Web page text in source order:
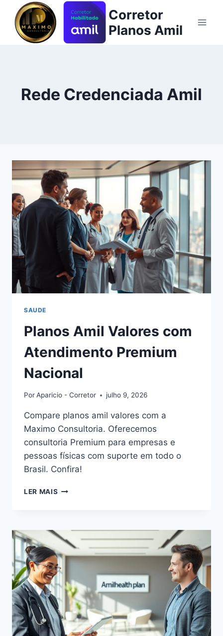
Pular
para
Corretor
Planos Amil
Rede Credenciada Amil
SAUDE
Planos Amil Valores com
Atendimento Premium
Nacional
PorAparicio - Corretor julho 9, 2026
Compare planos amil valores com a
Maximo Consultoria. Oferecemos
consultoria Premium para empresas e
pessoas físicas com suporte em todo o
Brasil. Confira!
LER MAIS PLANOS
ATENDIMENTO
PREMIUM
NACIONAL